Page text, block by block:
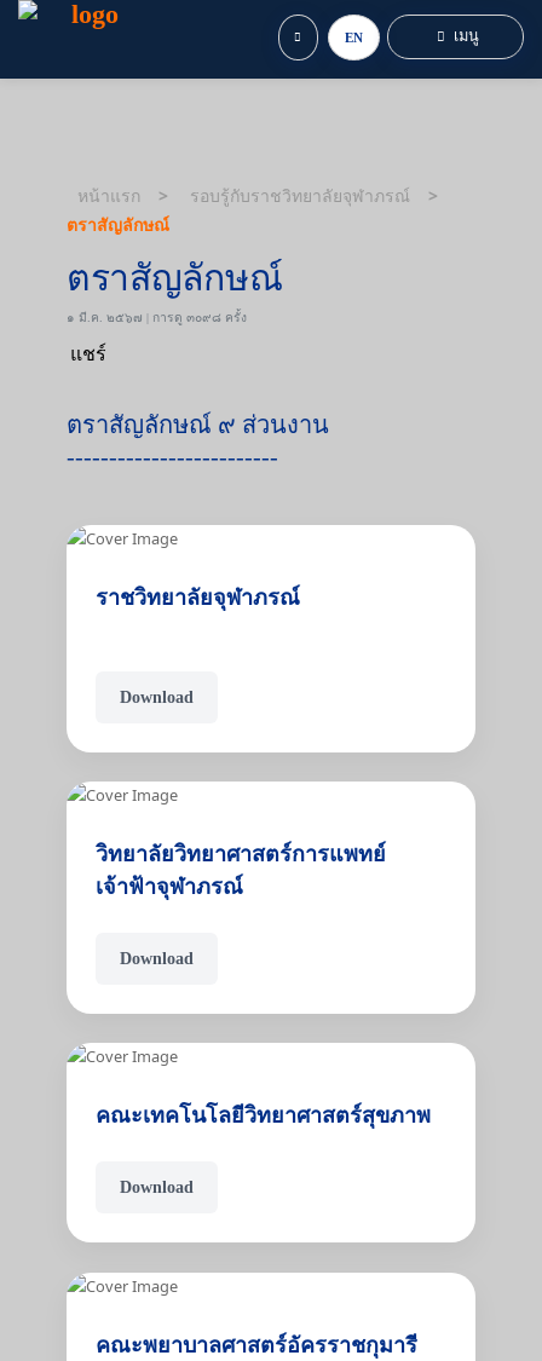
EN เมนู
หน้าแรก รอบรู้กับราชวิทยาลัยจุฬาภรณ์
ตราสัญลักษณ์
ตราสัญลักษณ์
๑ มี.ค. ๒๕๖๗ | การดู ๓๐๙๘ ครั้ง
แชร์
ตราสัญลักษณ์ ๙ ส่วนงาน
-------------------------
ราชวิทยาลัยจุฬาภรณ์
Download
วิทยาลัยวิทยาศาสตร์การแพทย์
เจ้าฟ้าจุฬาภรณ์
Download
คณะเทคโนโลยีวิทยาศาสตร์สุขภาพ
Download
คณะพยาบาลศาสตร์อัครราชกุมารี